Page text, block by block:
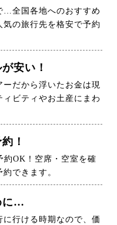
…全国各地へのおすすめ
気の旅行先を格安で予約
安い！
ーだから浮いたお金は現
ビティやお土産にまわ
！
約OK！空席・空室を確
できます。
に…
行ける時期なので、価